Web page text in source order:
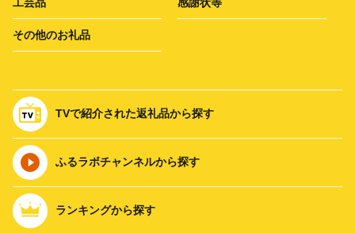
その他のお礼品
TVで紹介された返礼品から探す
ふるラボチャンネルから探す
ランキングから探す